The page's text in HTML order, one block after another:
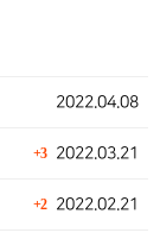
2022.04.08
+32022.03.21
+22022.02.21